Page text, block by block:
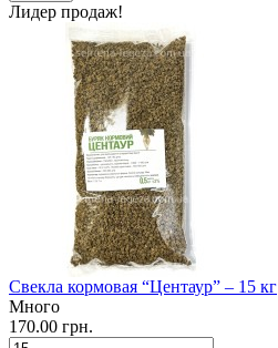
Лидер продаж!
Свекла кормовая “Центаур” – 15 кг
Много
170.00 грн.